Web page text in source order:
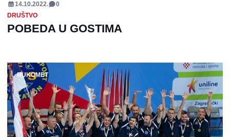
14.10.2022.
0
DRUŠTVO
POBEDA U GOSTIMA
RUKOMET